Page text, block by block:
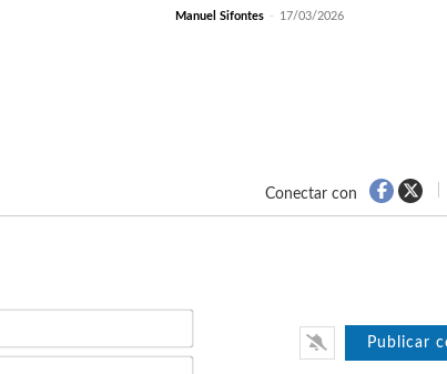
Manuel Sifontes - 17/03/2026
Conectar con